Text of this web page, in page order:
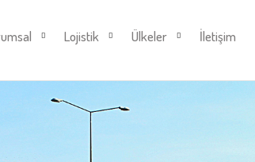
Lojistik Ülkeler İletişim